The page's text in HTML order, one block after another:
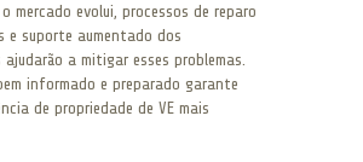
mercado evolui, processos de reparo
e suporte aumentado dos
a mitigar esses problemas.
informado e preparado garante
de propriedade de VE mais